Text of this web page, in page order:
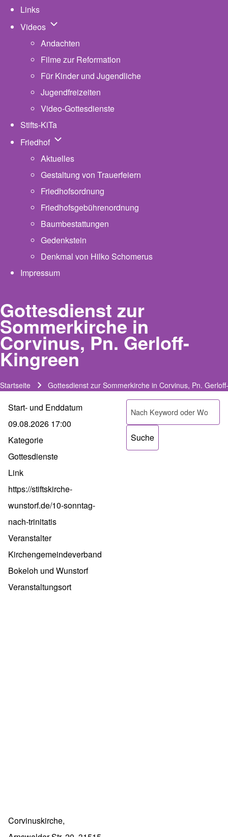
Links
Videos Unternavigation von Videos
Andachten
Filme zur Reformation
Für Kinder und Jugendliche
Jugendfreizeiten
Video-Gottesdienste
Stifts-KiTa
Friedhof Unternavigation von Friedhof
Aktuelles
Gestaltung von Trauerfeiern
Friedhofsordnung
Friedhofsgebührenordnung
Baumbestattungen
Gedenkstein
Denkmal von Hilko Schomerus
Impressum
Gottesdienst zur
Sommerkirche in
Corvinus, Pn. Gerloff-
Kingreen
Pfadnavigation
Startseite Gottesdienst zur Sommerkirche in Corvinus, Pn.
Start- und Enddatum
09.08.2026 17:00
Kategorie
Gottesdienste
Link
https://stiftskirche-
wunstorf.de/10-sonntag-
nach-trinitatis
Veranstalter
Kirchengemeindeverband
Bokeloh und Wunstorf
Veranstaltungsort
Corvinuskirche,
Suche